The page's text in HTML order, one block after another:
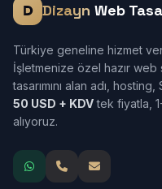
Dizayn Web
Türkiye geneline hizmet
İşletmenize özel hazır
tasarımını alan adı,
50 USD + KDVtek fiyatla,
alıyoruz.